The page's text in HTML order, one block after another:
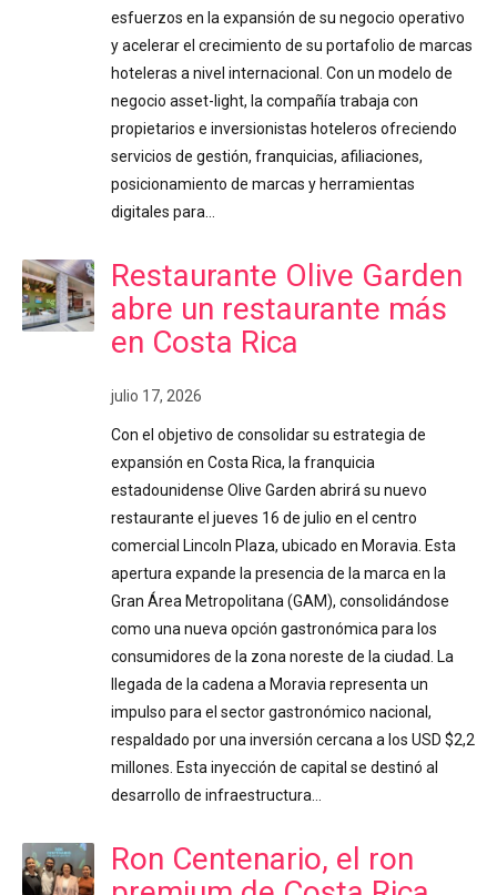
esfuerzos en la expansión de su negocio operativo
y acelerar el crecimiento de su portafolio de marcas
hoteleras a nivel internacional. Con un modelo de
negocio asset-light, la compañía trabaja con
propietarios e inversionistas hoteleros ofreciendo
servicios de gestión, franquicias, afiliaciones,
posicionamiento de marcas y herramientas
digitales para…
Restaurante Olive Garden
abre un restaurante más
en Costa Rica
julio 17, 2026
Con el objetivo de consolidar su estrategia de
expansión en Costa Rica, la franquicia
estadounidense Olive Garden abrirá su nuevo
restaurante el jueves 16 de julio en el centro
comercial Lincoln Plaza, ubicado en Moravia. Esta
apertura expande la presencia de la marca en la
Gran Área Metropolitana (GAM), consolidándose
como una nueva opción gastronómica para los
consumidores de la zona noreste de la ciudad. La
llegada de la cadena a Moravia representa un
impulso para el sector gastronómico nacional,
respaldado por una inversión cercana a los USD $2,2
millones. Esta inyección de capital se destinó al
desarrollo de infraestructura…
Ron Centenario, el ron